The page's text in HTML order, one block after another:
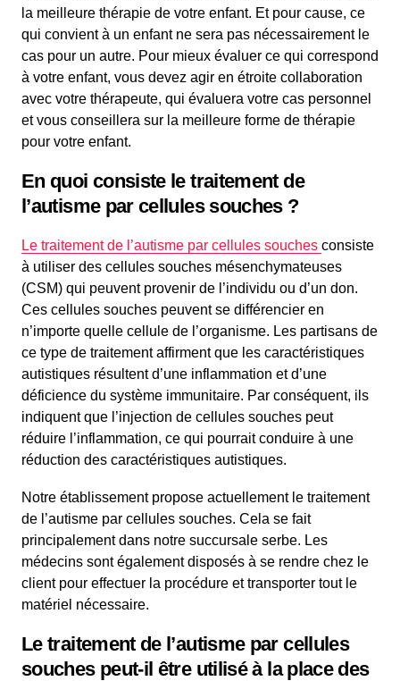
la meilleure thérapie de votre enfant. Et pour cause, ce
qui convient à un enfant ne sera pas nécessairement le
cas pour un autre. Pour mieux évaluer ce qui correspond
à votre enfant, vous devez agir en étroite collaboration
avec votre thérapeute, qui évaluera votre cas personnel
et vous conseillera sur la meilleure forme de thérapie
pour votre enfant.
En quoi consiste le traitement de
l’autisme par cellules souches ?
Le traitement de l’autisme par cellules souches consiste
à utiliser des cellules souches mésenchymateuses
(CSM) qui peuvent provenir de l’individu ou d’un don.
Ces cellules souches peuvent se différencier en
n’importe quelle cellule de l’organisme. Les partisans de
ce type de traitement affirment que les caractéristiques
autistiques résultent d’une inflammation et d’une
déficience du système immunitaire. Par conséquent, ils
indiquent que l’injection de cellules souches peut
réduire l’inflammation, ce qui pourrait conduire à une
réduction des caractéristiques autistiques.
Notre établissement propose actuellement le traitement
de l’autisme par cellules souches. Cela se fait
principalement dans notre succursale serbe. Les
médecins sont également disposés à se rendre chez le
client pour effectuer la procédure et transporter tout le
matériel nécessaire.
Le traitement de l’autisme par cellules
souches peut-il être utilisé à la place des